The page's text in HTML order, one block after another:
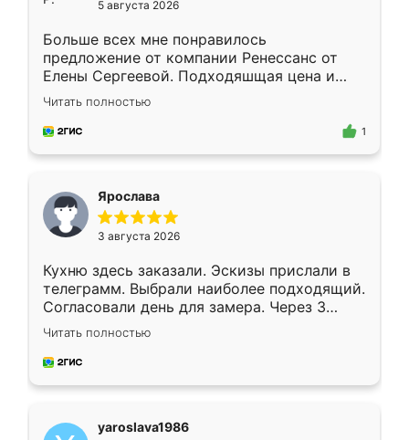
5 августа 2026
Больше всех мне понравилось
предложение от компании Ренессанс от
Елены Сергеевой. Подходяшщая цена и
короткие сроки изготовления. Приехавший
для замера сотрудник Владислав
предложил по моему эскизу самый
Читать полностью
1
Ярослава
3 августа 2026
Кухню здесь заказали. Эскизы прислали в
телеграмм. Выбрали наиболее подходящий.
Согласовали день для замера. Через 3
недели кухня была уже готова. Остались
довольны работой. Спасибо Ренессанс
мебель за качественную работу!
Читать полностью
yaroslava1986